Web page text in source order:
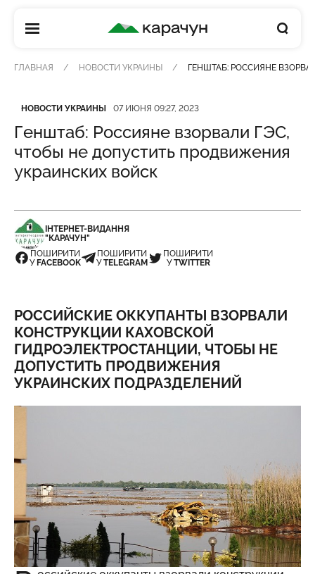
КАРАЧУН
ГЛАВНАЯ НОВОСТИ УКРАИНЫ ГЕНШТАБ: РОССИЯНЕ
Категория
НОВОСТИ УКРАИНЫ
Дата публикации 07 ИЮНЯ 09:27, 2023
Генштаб: Россияне взорвали ГЭС,
чтобы не допустить продвижения
украинских войск
ІНТЕРНЕТ-ВИДАННЯ
"КАРАЧУН"
ПОШИРИТИ
У FACEBOOK
ПОШИРИТИ
УTELEGRAM
ПОШИРИТИ
УTWITTER
РОССИЙСКИЕ ОККУПАНТЫ ВЗОРВАЛИ
КОНСТРУКЦИИ КАХОВСКОЙ
ГИДРОЭЛЕКТРОСТАНЦИИ, ЧТОБЫ НЕ
ДОПУСТИТЬ ПРОДВИЖЕНИЯ
УКРАИНСКИХ ПОДРАЗДЕЛЕНИЙ